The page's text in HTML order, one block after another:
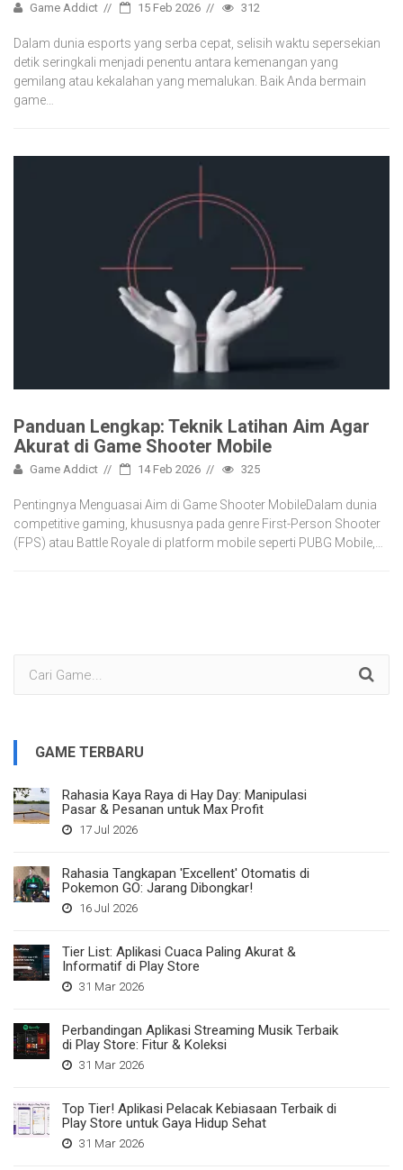
Game Addict 15 Feb 2026 312
Dalam dunia esports yang serba cepat, selisih waktu sepersekian
detik seringkali menjadi penentu antara kemenangan yang
gemilang atau kekalahan yang memalukan. Baik Anda bermain
game…
Panduan Lengkap: Teknik Latihan Aim Agar
Akurat di Game Shooter Mobile
Game Addict 14 Feb 2026 325
Pentingnya Menguasai Aim di Game Shooter MobileDalam dunia
competitive gaming, khususnya pada genre First-Person Shooter
(FPS) atau Battle Royale di platform mobile seperti PUBG Mobile,…
GAME TERBARU
Rahasia Kaya Raya di Hay Day: Manipulasi
Pasar & Pesanan untuk Max Profit
17 Jul 2026
Rahasia Tangkapan 'Excellent' Otomatis di
Pokemon GO: Jarang Dibongkar!
16 Jul 2026
Tier List: Aplikasi Cuaca Paling Akurat &
Informatif di Play Store
31 Mar 2026
Perbandingan Aplikasi Streaming Musik Terbaik
di Play Store: Fitur & Koleksi
31 Mar 2026
Top Tier! Aplikasi Pelacak Kebiasaan Terbaik di
Play Store untuk Gaya Hidup Sehat
31 Mar 2026